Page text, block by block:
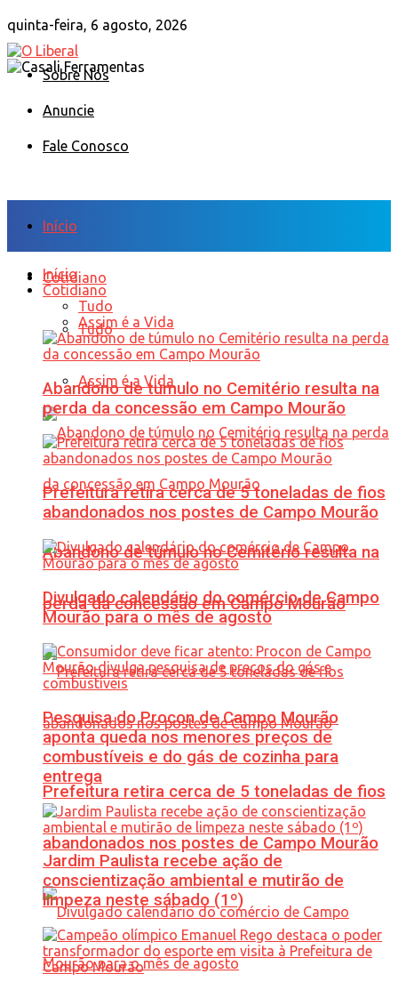
quinta-feira, 6 agosto, 2026
Sobre Nós
Anuncie
Fale Conosco
Início
Cotidiano
Tudo
Assim é a Vida
Abandono de túmulo no Cemitério resulta na
perda da concessão em Campo Mourão
Prefeitura retira cerca de 5 toneladas de fios
abandonados nos postes de Campo Mourão
Início
Cotidiano
Tudo
Assim é a Vida
Abandono de túmulo no Cemitério resulta na
perda da concessão em Campo Mourão
Prefeitura retira cerca de 5 toneladas de fios
abandonados nos postes de Campo Mourão
Divulgado calendário do comércio de Campo
Mourão para o mês de agosto
Pesquisa do Procon de Campo Mourão
aponta queda nos menores preços de
combustíveis e do gás de cozinha para
entrega
Jardim Paulista recebe ação de
conscientização ambiental e mutirão de
limpeza neste sábado (1º)